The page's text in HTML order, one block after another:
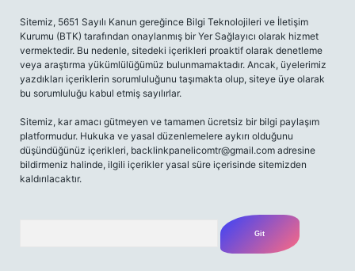
Sitemiz, 5651 Sayılı Kanun gereğince Bilgi Teknolojileri ve İletişim
Kurumu (BTK) tarafından onaylanmış bir Yer Sağlayıcı olarak hizmet
vermektedir. Bu nedenle, sitedeki içerikleri proaktif olarak denetleme
veya araştırma yükümlülüğümüz bulunmamaktadır. Ancak, üyelerimiz
yazdıkları içeriklerin sorumluluğunu taşımakta olup, siteye üye olarak
bu sorumluluğu kabul etmiş sayılırlar.
Sitemiz, kar amacı gütmeyen ve tamamen ücretsiz bir bilgi paylaşım
platformudur. Hukuka ve yasal düzenlemelere aykırı olduğunu
düşündüğünüz içerikleri, backlinkpanelicomtr@gmail.com adresine
bildirmeniz halinde, ilgili içerikler yasal süre içerisinde sitemizden
kaldırılacaktır.